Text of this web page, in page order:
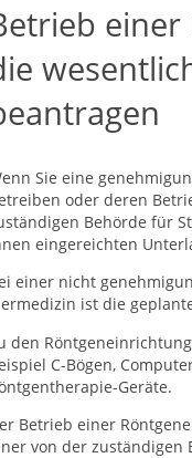
Sie eine
oder deren
Behörde für
eingereichten
einer nicht
ist die
den
C-Bögen,
Geräte.
Betrieb einer
von der zuständigen